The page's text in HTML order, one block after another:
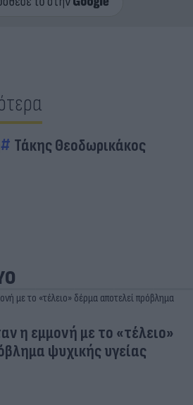
Τάκης Θεοδωρικάκος